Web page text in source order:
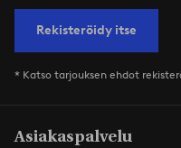
Rekisteröidy itse
* Katso tarjouksen ehdot
Asiakaspalvelu